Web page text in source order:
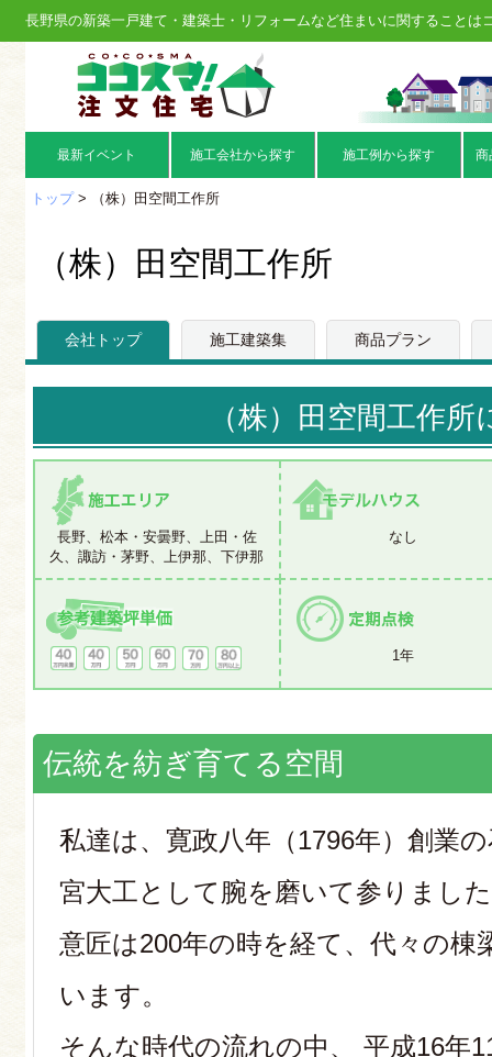
長野県の新築一戸建て・建築士・リフォームなど住まいに関することは
最新イベント 施工会社から探す 施工例から探す 商
トップ> （株）田空間工作所
（株）田空間工作所
会社トップ 施工建築集 商品プラン
（株）田空間工作所
長野、松本・安曇野、上田・佐
久、諏訪・茅野、上伊那、下伊那
なし
1年
伝統を紡ぎ育てる空間
私達は、寛政八年（1796年）創業
宮大工として腕を磨いて参りまし
意匠は200年の時を経て、代々の棟
います。
そんな時代の流れの中、 平成16年